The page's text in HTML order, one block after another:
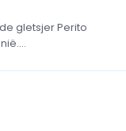
gletsjer Perito